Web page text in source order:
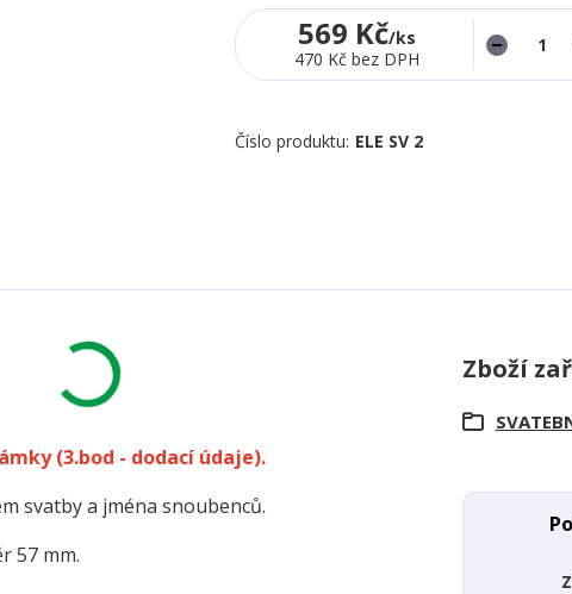
569 Kč/ks
470 Kč bez DPH
Číslo produktu: ELE SV 2
(3.bod - dodací údaje).
svatby a jména snoubenců.
57 mm.
Zboží